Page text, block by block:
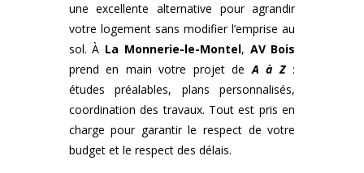
une excellente alternative pour agrandir
votre logement sans modifier l’emprise au
sol. À La Monnerie-le-Montel, AV Bois
prend en main votre projet deA à Z:
études préalables, plans personnalisés,
coordination des travaux. Tout est pris en
charge pour garantir le respect de votre
budget et le respect des délais.